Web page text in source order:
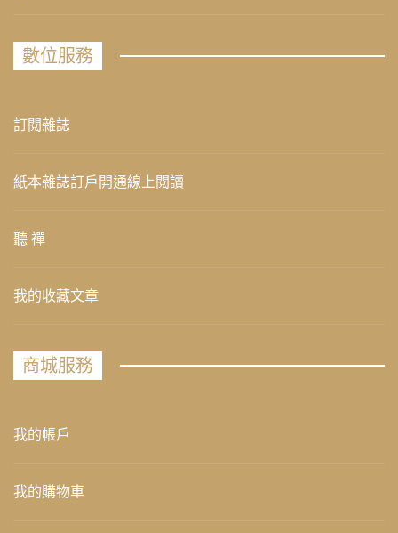
數位服務
訂閱雜誌
紙本雜誌訂戶開通線上閱讀
聽 禪
我的收藏文章
商城服務
我的帳戶
我的購物車